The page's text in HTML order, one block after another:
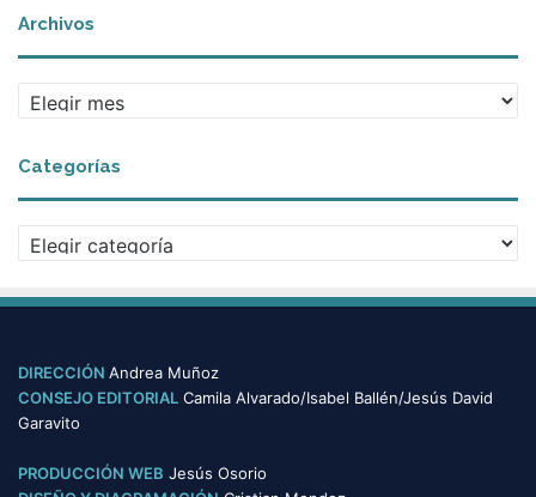
Archivos
r
h
i
v
Categorías
a
e
o
r
í
s
DIRECCIÓN Andrea Muñoz
CONSEJO EDITORIAL Camila Alvarado/Isabel Ballén/Jesús David
Garavito
PRODUCCIÓN WEB Jesús Osorio